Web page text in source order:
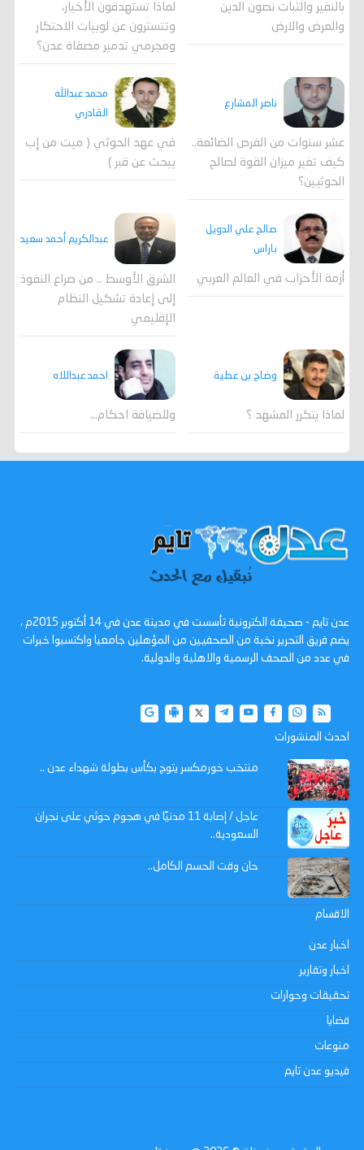
بالنفير والثبات نصون الدين
والعرض والارض
لماذا تستهدفون الأخيار،
وتتسترون عن لوبيات الاحتكار
ومجرمي تدمير مصفاة عدن؟
ناصر المشارع
عشر سنوات من الفرص الضائعة..
كيف تغير ميزان القوة لصالح
الحوثيين؟
محمد عبدالله
القادري
في عهد الحوثي ( ميت من إب
يبحث عن قبر )
صالح علي الدويل
باراس
أزمة الأحزاب في العالم العربي
عبدالكريم أحمد سعيد
الشرق الأوسط .. من صراع النفوذ
إلى إعادة تشكيل النظام
الإقليمي
وضاح بن عطية
لماذا يتكرر المشهد ؟
احمد عبداللاه
وللضيافة احكام…
عدن تايم - صحيفة الكترونية تأسست في مدينة عدن في 14 أكتوبر 2015م ،
يضم فريق التحرير نخبة من الصحفيين من المؤهلين جامعيا واكتسبوا خبرات
في عدد من الصحف الرسمية والاهلية والدولية.
احدث المنشورات
منتخب خورمكسر يتوج بكأس بطولة شهداء عدن ..
عاجل / إصابة 11 مدنيًا في هجوم حوثي على نجران
السعودية..
حان وقت الحسم الكامل..
الاقسام
اخبار عدن
اخبار وتقارير
تحقيقات وحوارات
قضايا
منوعات
فيديو عدن تايم